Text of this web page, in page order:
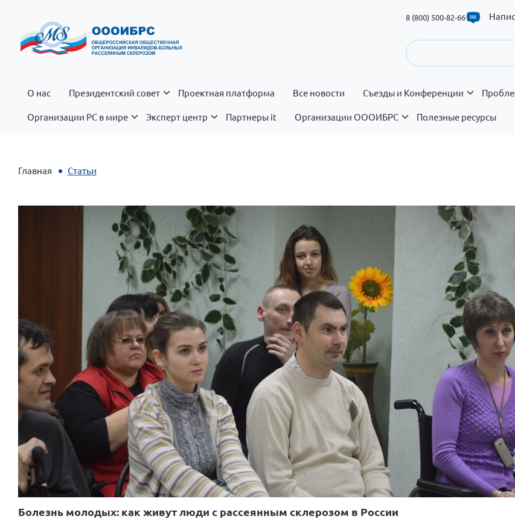
8 (800) 500-82-66
О нас Президентский совет Проектная платформа Все новости Съезды и Конференции
Организации РС в мире Эксперт центр Партнеры it Организации ОООИБРС Полезные ресурсы
Главная Статьи
Болезнь молодых: как живут люди с рассеянным склерозом в России